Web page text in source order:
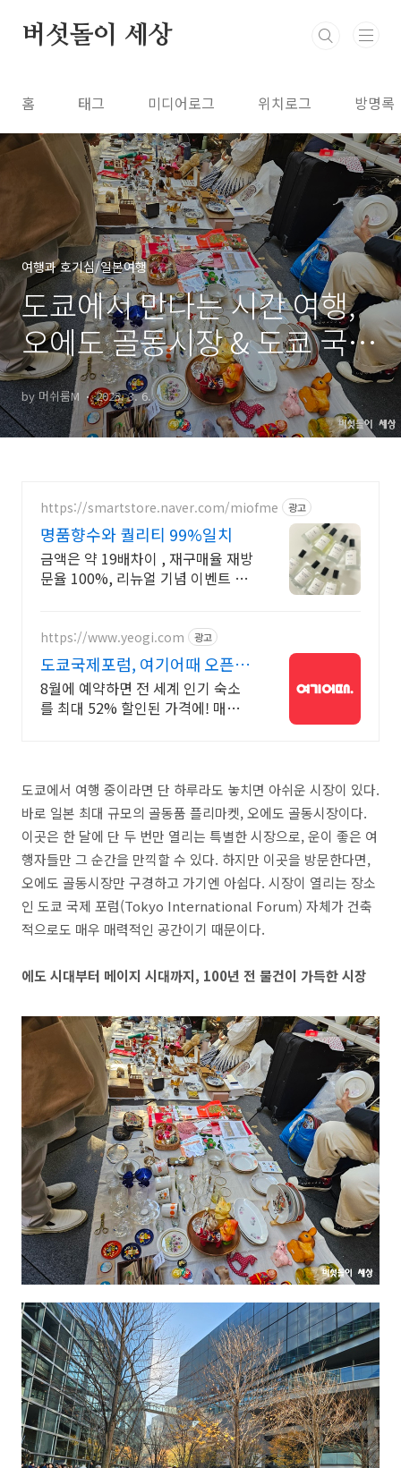
버섯돌이 세상
홈 태그 미디어로그 위치로그 방명록
여행과 호기심/일본여행
도쿄에서 만나는 시간 여행,
오에도 골동시장 & 도쿄 국제
포럼
by 머쉬룸M 2025. 3. 6.
https://smartstore.naver.com/miofme 광고
명품향수와 퀄리티 99%일치
금액은 약 19배차이 , 재구매율 재방
문율 100%, 리뉴얼 기념 이벤트 진
https://www.yeogi.com 광고
도쿄국제포럼, 여기어때 오픈런
숙소 최대 81% 할인
8월에 예약하면 전 세계 인기 숙소
를 최대 52% 할인된 가격에! 매주
도쿄에서 여행 중이라면 단 하루라도 놓치면 아쉬운 시장이 있다.
바로 일본 최대 규모의 골동품 플리마켓,오에도 골동시장이다.
이곳은 한 달에 단 두 번만 열리는 특별한 시장으로,운이 좋은 여
행자들만 그 순간을 만끽할 수 있다. 하지만 이곳을 방문한다면,
오에도 골동시장만 구경하고 가기엔 아쉽다. 시장이 열리는 장소
인 도쿄 국제 포럼(Tokyo International Forum) 자체가 건축
적으로도 매우 매력적인 공간이기 때문이다.
에도 시대부터 메이지 시대까지, 100년 전 물건이 가득한 시장